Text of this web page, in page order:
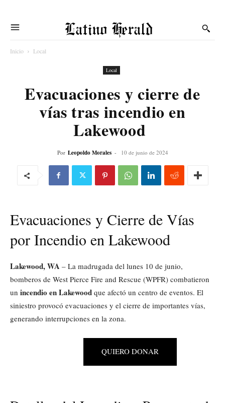
Latino Herald
Inicio Local
Local
Evacuaciones y cierre de
vías tras incendio en
Lakewood
Por Leopoldo Morales - 10 de junio de 2024
Evacuaciones y Cierre de Vías
por Incendio en Lakewood
Lakewood, WA – La madrugada del lunes 10 de junio,
bomberos de West Pierce Fire and Rescue (WPFR) combatieron
un incendio en Lakewood que afectó un centro de eventos. El
siniestro provocó evacuaciones y el cierre de importantes vías,
generando interrupciones en la zona.
QUIERO DONAR